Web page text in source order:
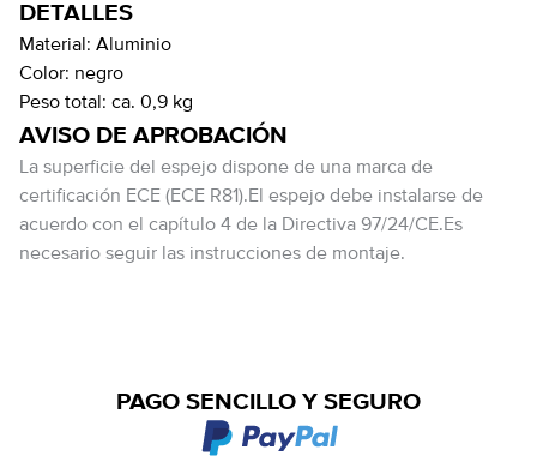
DETALLES
Material: Aluminio
Color: negro
Peso total: ca. 0,9 kg
AVISO DE APROBACIÓN
La superficie del espejo dispone de una marca de
certificación ECE (ECE R81).El espejo debe instalarse de
acuerdo con el capítulo 4 de la Directiva 97/24/CE.Es
necesario seguir las instrucciones de montaje.
PAGO SENCILLO Y SEGURO